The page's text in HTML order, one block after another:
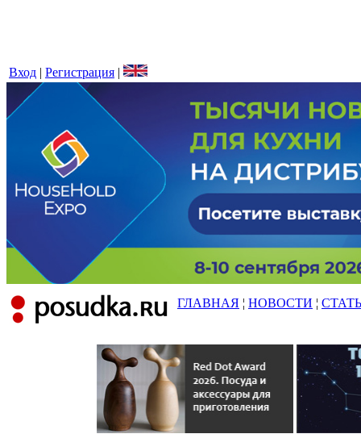
Вход | Регистрация |
ГЛАВНАЯ ¦ НОВОСТИ ¦